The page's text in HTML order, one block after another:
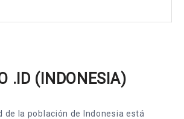
.ID (INDONESIA)
de la población de Indonesia está